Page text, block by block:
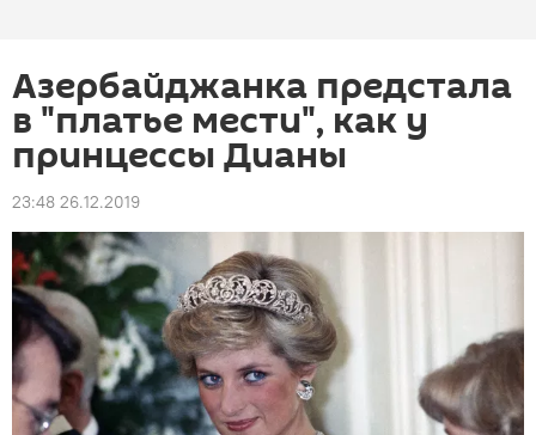
Азербайджанка предстала
в "платье мести", как у
принцессы Дианы
23:48 26.12.2019